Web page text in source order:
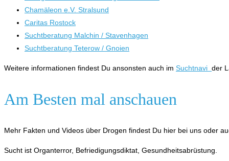
Chamäleon e.V. Stralsund
Caritas Rostock
Suchtberatung Malchin / Stavenhagen
Suchtberatung Teterow / Gnoien
Weitere informationen findest Du ansonsten auch im Suchtnavi der
Am Besten mal anschauen
Mehr Fakten und Videos über Drogen findest Du hier bei uns oder
Sucht ist Organterror, Befriedigungsdiktat, Gesundheitsabrüstung.